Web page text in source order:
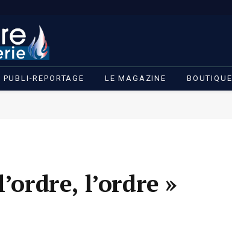
PUBLI-REPORTAGE LE MAGAZINE BOUTIQUE
l’ordre »